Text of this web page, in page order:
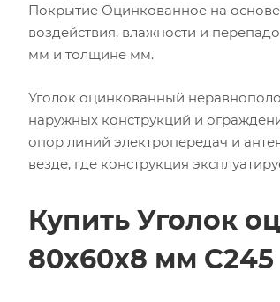
Покрытие Оцинкованное на основе
воздействия, влажности и
мм и толщине мм.
Уголок оцинкованный
наружных конструкций и
опор линий электропередач и
везде, где конструкция
Купить Уголок
80х60х8 мм С245